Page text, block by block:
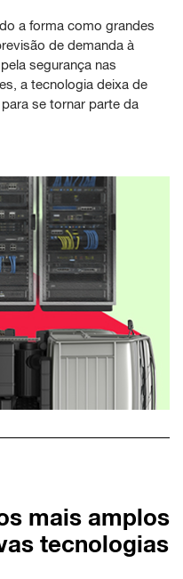
a forma como grandes
de demanda à
segurança nas
a tecnologia deixa de
se tornar parte da
mais amplos
tecnologias